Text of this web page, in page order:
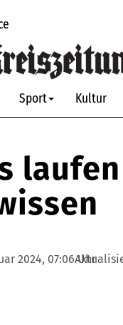
Sport Kultur
2024, 07:06 Uhr